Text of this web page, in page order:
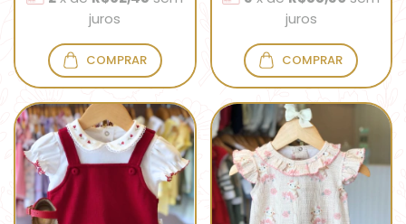
juros
COMPRAR
juros
COMPRAR